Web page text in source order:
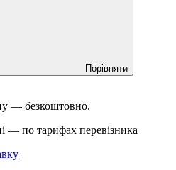
Порівняти
— безкоштовно.
— по тарифах перевізника